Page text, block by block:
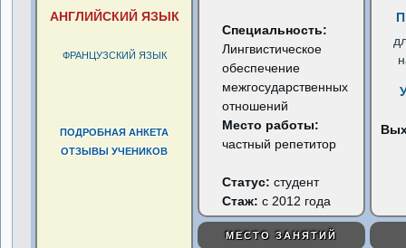
АНГЛИЙСКИЙ ЯЗЫК
ФРАНЦУЗСКИЙ ЯЗЫК
ПОДРОБНАЯ АНКЕТА
ОТЗЫВЫ УЧЕНИКОВ
Специальность:
Лингвистическое
обеспечение
межгосударственных
отношений
Место работы:
частный репетитор
Статус:студент
Стаж: с 2012 года
МЕСТО ЗАНЯТИЙ